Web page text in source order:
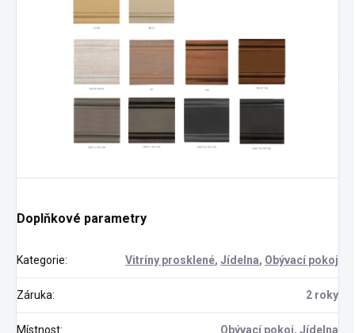
Doplňkové parametry
Kategorie: Vitríny prosklené, Jídelna, Obývací pokoj
Záruka: 2 roky
Místnost: Obývací pokoj, Jídelna